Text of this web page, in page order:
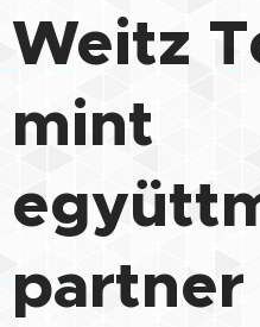
Weitz
mint
partner